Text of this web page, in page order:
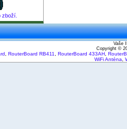
Vaše
Copyright ©
RouterBoard RB411 RouterBoard 433AH
WiFi Anténa